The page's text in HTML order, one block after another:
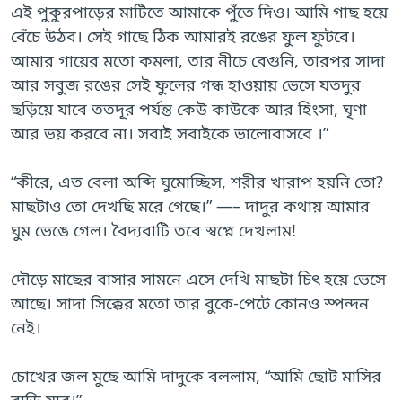
এই পুকুরপাড়ের মাটিতে আমাকে পুঁতে দিও। আমি গাছ হয়ে
বেঁচে উঠব। সেই গাছে ঠিক আমারই রঙের ফুল ফুটবে।
আমার গায়ের মতো কমলা, তার নীচে বেগুনি, তারপর সাদা
আর সবুজ রঙের সেই ফুলের গন্ধ হাওয়ায় ভেসে যতদুর
ছড়িয়ে যাবে ততদূর পর্যন্ত কেউ কাউকে আর হিংসা, ঘৃণা
আর ভয় করবে না। সবাই সবাইকে ভালোবাসবে ।”
“কীরে, এত বেলা অব্দি ঘুমোচ্ছিস, শরীর খারাপ হয়নি তো?
মাছটাও তো দেখছি মরে গেছে।” —– দাদুর কথায় আমার
ঘুম ভেঙে গেল। বৈদ্যবাটি তবে স্বপ্নে দেখলাম!
দৌড়ে মাছের বাসার সামনে এসে দেখি মাছটা চিৎ হয়ে ভেসে
আছে। সাদা সিক্কের মতো তার বুকে-পেটে কোনও স্পন্দন
নেই।
চোখের জল মুছে আমি দাদুকে বললাম, “আমি ছোট মাসির